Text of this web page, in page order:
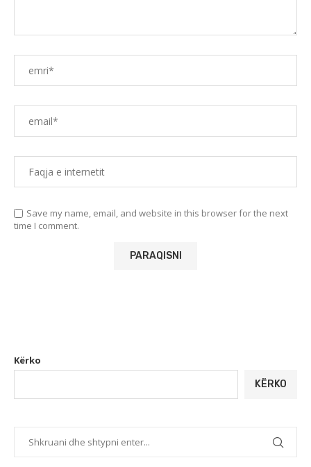
Save my name, email, and website in this browser for the next
time I comment.
Kërko
KËRKO